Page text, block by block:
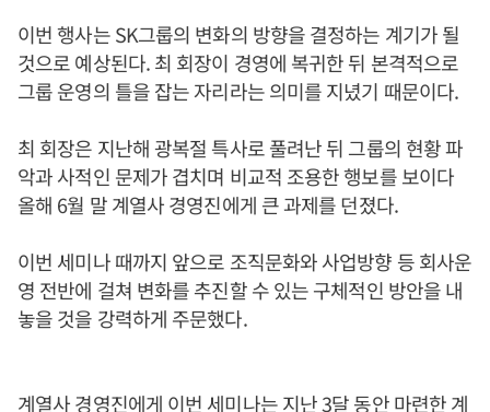
이번 행사는 SK그룹의 변화의 방향을 결정하는 계기가 될
것으로 예상된다. 최 회장이 경영에 복귀한 뒤 본격적으로
그룹 운영의 틀을 잡는 자리라는 의미를 지녔기 때문이다.
최 회장은 지난해 광복절 특사로 풀려난 뒤 그룹의 현황 파
악과 사적인 문제가 겹치며 비교적 조용한 행보를 보이다
올해 6월 말 계열사 경영진에게 큰 과제를 던졌다.
이번 세미나 때까지 앞으로 조직문화와 사업방향 등 회사운
영 전반에 걸쳐 변화를 추진할 수 있는 구체적인 방안을 내
놓을 것을 강력하게 주문했다.
계열사 경영진에게 이번 세미나는 지난 3달 동안 마련한 계